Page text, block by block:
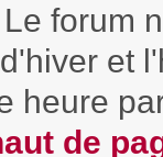
forum
et
heure
de